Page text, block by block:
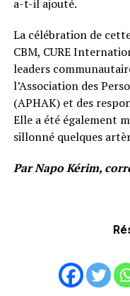
a-t-il ajouté.
La célébration de
CBM, CURE
leaders
l’Association des
(APHAK) et des
Elle a été également
sillonné quelques
Par Napo Kérim,